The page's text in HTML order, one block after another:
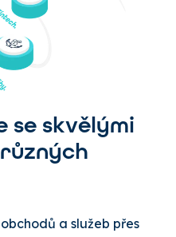
se skvělými
a služeb přes